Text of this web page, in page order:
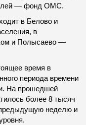
— фонд ОМС.
в Белово и
в
и Полысаево —
время в
периода времени
На прошедшей
более 8 тысяч
неделю и